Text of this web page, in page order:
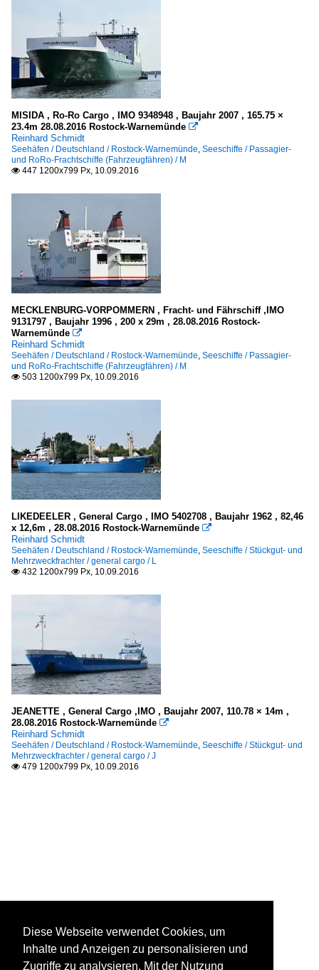
MISIDA , Ro-Ro Cargo , IMO 9348948 , Baujahr 2007 , 165.75 ×
23.4m 28.08.2016 Rostock-Warnemünde 
Reinhard Schmidt
Seehäfen / Deutschland / Rostock-Warnemünde, Seeschiffe / Passagier-
und RoRo-Frachtschiffe (Fahrzeugfähren) / M
 447 1200x799 Px, 10.09.2016
MECKLENBURG-VORPOMMERN , Fracht- und Fährschiff ,IMO
9131797 , Baujahr 1996 , 200 x 29m , 28.08.2016 Rostock-
Warnemünde 
Reinhard Schmidt
Seehäfen / Deutschland / Rostock-Warnemünde, Seeschiffe / Passagier-
und RoRo-Frachtschiffe (Fahrzeugfähren) / M
 503 1200x799 Px, 10.09.2016
LIKEDEELER , General Cargo , IMO 5402708 , Baujahr 1962 , 82,46
x 12,6m , 28.08.2016 Rostock-Warnemünde 
Reinhard Schmidt
Seehäfen / Deutschland / Rostock-Warnemünde, Seeschiffe / Stückgut- und
Mehrzweckfrachter / general cargo / L
 432 1200x799 Px, 10.09.2016
JEANETTE , General Cargo ,IMO , Baujahr 2007, 110.78 × 14m ,
28.08.2016 Rostock-Warnemünde 
Reinhard Schmidt
Seehäfen / Deutschland / Rostock-Warnemünde, Seeschiffe / Stückgut- und
Mehrzweckfrachter / general cargo / J
 479 1200x799 Px, 10.09.2016
Diese Webseite verwendet Cookies, um
Inhalte und Anzeigen zu personalisieren und
Zugriffe zu analysieren. Mit der Nutzung